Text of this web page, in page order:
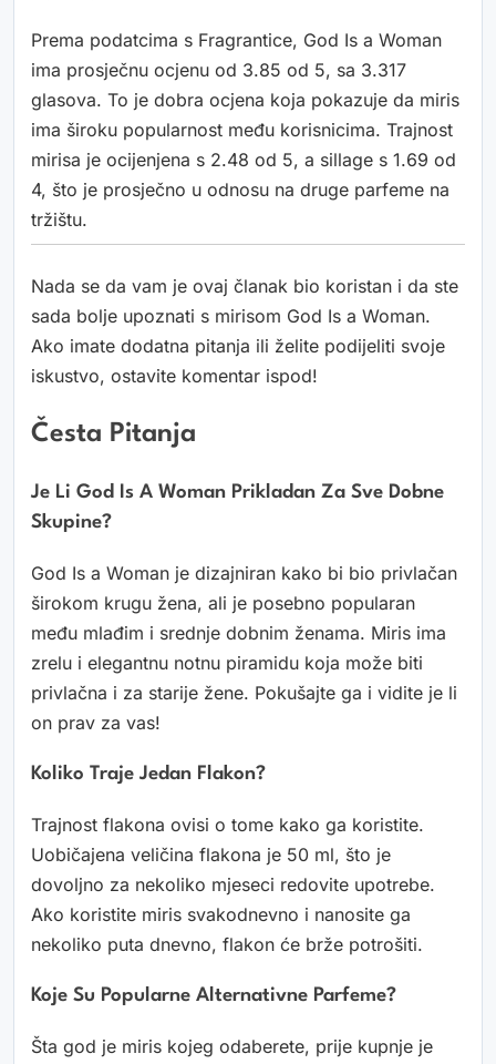
Prema podatcima s Fragrantice, God Is a Woman
ima prosječnu ocjenu od 3.85 od 5, sa 3.317
glasova. To je dobra ocjena koja pokazuje da miris
ima široku popularnost među korisnicima. Trajnost
mirisa je ocijenjena s 2.48 od 5, a sillage s 1.69 od
4, što je prosječno u odnosu na druge parfeme na
tržištu.
Nada se da vam je ovaj članak bio koristan i da ste
sada bolje upoznati s mirisom God Is a Woman.
Ako imate dodatna pitanja ili želite podijeliti svoje
iskustvo, ostavite komentar ispod!
Česta Pitanja
Je Li God Is A Woman Prikladan Za Sve Dobne
Skupine?
God Is a Woman je dizajniran kako bi bio privlačan
širokom krugu žena, ali je posebno popularan
među mlađim i srednje dobnim ženama. Miris ima
zrelu i elegantnu notnu piramidu koja može biti
privlačna i za starije žene. Pokušajte ga i vidite je li
on prav za vas!
Koliko Traje Jedan Flakon?
Trajnost flakona ovisi o tome kako ga koristite.
Uobičajena veličina flakona je 50 ml, što je
dovoljno za nekoliko mjeseci redovite upotrebe.
Ako koristite miris svakodnevno i nanosite ga
nekoliko puta dnevno, flakon će brže potrošiti.
Koje Su Popularne Alternativne Parfeme?
Šta god je miris kojeg odaberete, prije kupnje je